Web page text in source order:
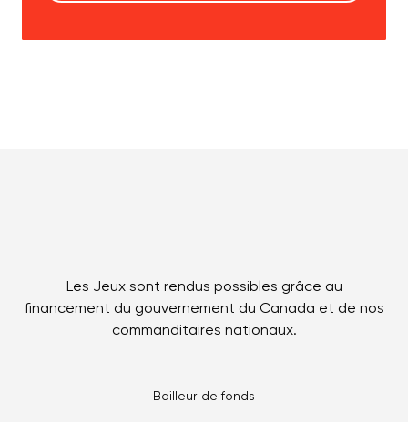
Les Jeux sont rendus possibles grâce au
financement du gouvernement du Canada et de nos
commanditaires nationaux.
Bailleur de fonds